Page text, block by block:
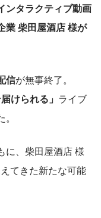
ンタラクティブ動画
業 柴田屋酒店 様が
信が無事終了。
けられる」 ライブ
に、柴田屋酒店 様
てきた新たな可能